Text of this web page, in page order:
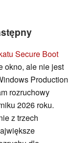
Secure Boot
okno, ale nie jest
Production
rozruchowy
2026 roku.
z trzech